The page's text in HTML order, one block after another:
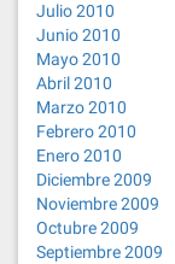
Julio 2010
Junio 2010
Mayo 2010
Abril 2010
Marzo 2010
Febrero 2010
Enero 2010
Diciembre 2009
Noviembre 2009
Octubre 2009
Septiembre 2009